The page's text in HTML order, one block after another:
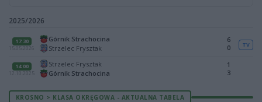
2025/2026
17:30
15.05.2026
Górnik Strachocina
Strzelec Frysztak
6
0
TV
14:00
12.10.2025
Strzelec Frysztak
Górnik Strachocina
1
3
KROSNO > KLASA OKRĘGOWA - AKTUALNA TABELA